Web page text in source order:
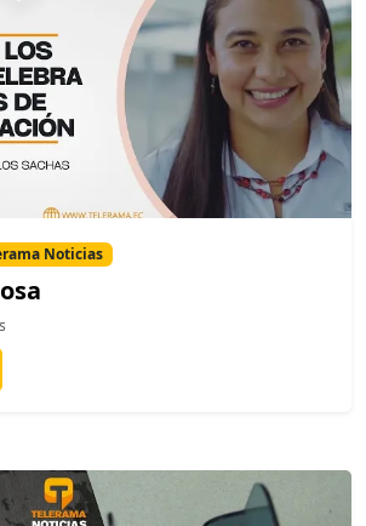
Noticias